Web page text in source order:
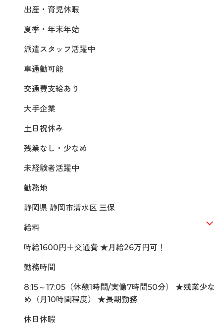
出産・育児休暇
夏季・年末年始
派遣スタッフ活躍中
車通勤可能
交通費支給あり
大手企業
土日祝休み
残業なし・少なめ
未経験者活躍中
勤務地
静岡県 静岡市清水区 三保
給料
時給1600円＋交通費 ★月給26万円可！
勤務時間
8:15～17:05（休憩1時間/実働7時間50分） ★残業少な
め（月10時間程度） ★長期勤務
休日休暇